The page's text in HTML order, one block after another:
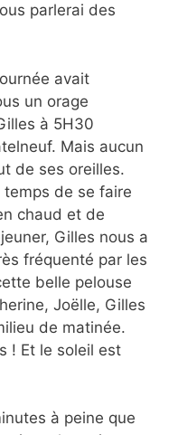
parlerai des
avait
un orage
à 5H30
Mais aucun
de ses oreilles.
temps de se faire
chaud et de
Gilles nous a
fréquenté par les
belle pelouse
Joëlle, Gilles
de matinée.
! Et le soleil est
à peine que